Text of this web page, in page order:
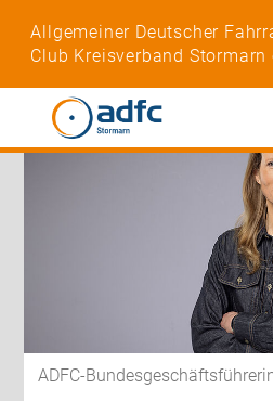
Allgemeiner Deutscher
Club Kreisverband Stormarn
ADFC-